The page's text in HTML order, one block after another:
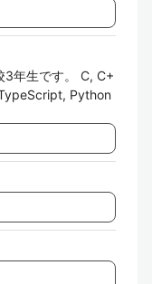
3年生です。 C, C+
Python